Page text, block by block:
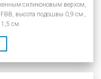
силиконовым верхом,
высота подошвы 0,9 см.,
см.